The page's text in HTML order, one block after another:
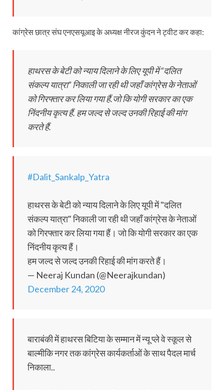
कांग्रेस छात्र संघ एनएसयूआइ के अध्यक्ष नीरज कुंदन ने ट्वीट कर कहा:
हाथरस के बेटी को न्याय दिलाने के लिए यूपी में “दलित
संकल्प यात्रा” निकाली जा रही थी जहाँ कांग्रेस के नेताओं
को गिरफ्तार कर लिया गया हैं.जो कि योगी सरकार का एक
निंदनीय कृत्य हैं. हम जल्द से जल्द उनकी रिहाई की मांग
करते हैं.
#Dalit_Sankalp_Yatra
हाथरस के बेटी को न्याय दिलाने के लिए यूपी में "दलित
संकल्प यात्रा" निकाली जा रही थी जहाँ कांग्रेस के नेताओं
को गिरफ्तार कर लिया गया हैं। जो कि योगी सरकार का एक
निंदनीय कृत्य हैं।
हम जल्द से जल्द उनकी रिहाई की मांग करते हैं।
— Neeraj Kundan (@Neerajkundan)
December 24, 2020
बाराबंकी में हाथरस बिटिया के सम्मान में न्यू प्ले वे स्कूल से
बाल्मीकि नगर तक कांग्रेस कार्यकर्ताओं के साथ पैदल मार्च
निकाला..